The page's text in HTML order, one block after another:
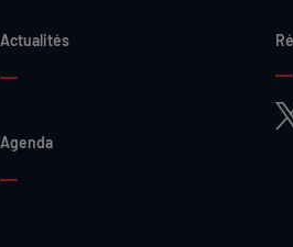
Actualités
Agenda
X